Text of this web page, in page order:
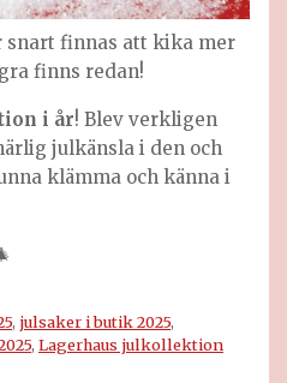
finnas att kika mer
finns redan!
i år! Blev verkligen
julkänsla i den och
klämma och känna i
, julsaker i butik 2025,
, Lagerhaus julkollektion